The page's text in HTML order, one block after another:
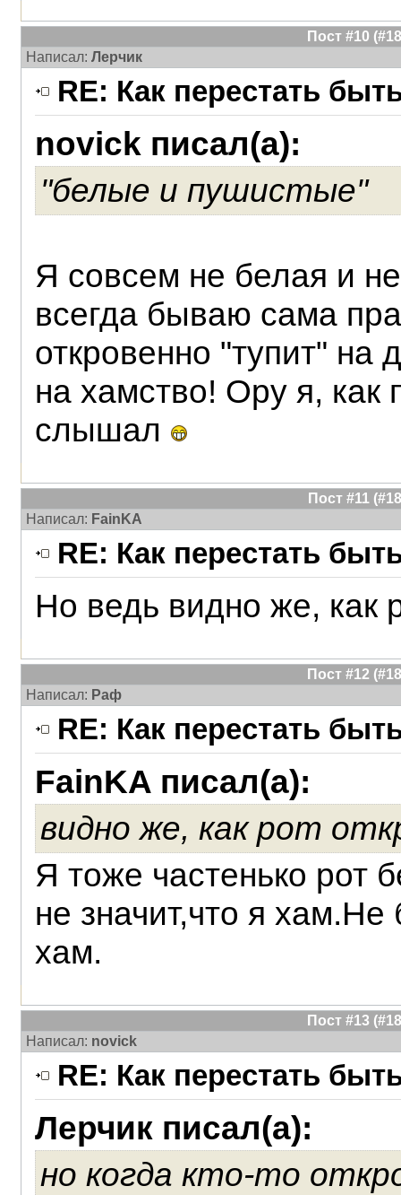
Пост #10
Написал: Лерчик
RE: Как перестать
novick писал(а):
"белые и пушистые"
Я совсем не белая и
всегда бываю сама
откровенно "тупит" на
на хамство! Ору я, как
слышал
Пост #11
Написал: FainKA
RE: Как перестать
Но ведь видно же, как
Пост #12
Написал: Раф
RE: Как перестать
FainKA писал(а):
видно же, как рот
Я тоже частенько рот
не значит,что я
хам.
Пост #13
Написал: novick
RE: Как перестать
Лерчик писал(а):
но когда кто-то